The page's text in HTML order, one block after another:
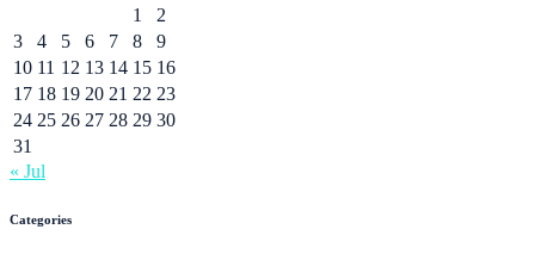
1
2
3
4 5 6 7 8
9
10 11 12 13 14 15 16
17 18 19 20 21 22 23
24 25 26 27 28 29 30
31
« Jul
Categories